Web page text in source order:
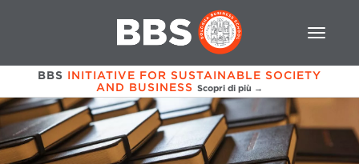
BBS INITIATIVE FOR SUSTAINABLE SOCIETY
AND BUSINESS Scopri di più →